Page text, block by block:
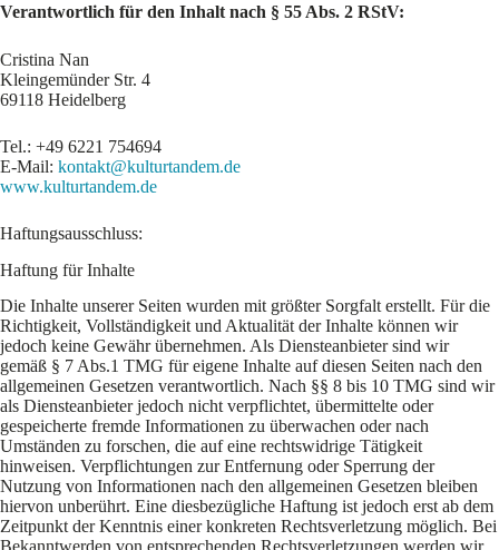
Verantwortlich für den Inhalt nach § 55 Abs. 2 RStV:
Cristina Nan
Kleingemünder Str. 4
69118 Heidelberg
Tel.: +49 6221 754694
E-Mail: kontakt@kulturtandem.de
www.kulturtandem.de
Haftungsausschluss:
Haftung für Inhalte
Die Inhalte unserer Seiten wurden mit größter Sorgfalt erstellt. Für die
Richtigkeit, Vollständigkeit und Aktualität der Inhalte können wir
jedoch keine Gewähr übernehmen. Als Diensteanbieter sind wir
gemäß § 7 Abs.1 TMG für eigene Inhalte auf diesen Seiten nach den
allgemeinen Gesetzen verantwortlich. Nach §§ 8 bis 10 TMG sind wir
als Diensteanbieter jedoch nicht verpflichtet, übermittelte oder
gespeicherte fremde Informationen zu überwachen oder nach
Umständen zu forschen, die auf eine rechtswidrige Tätigkeit
hinweisen. Verpflichtungen zur Entfernung oder Sperrung der
Nutzung von Informationen nach den allgemeinen Gesetzen bleiben
hiervon unberührt. Eine diesbezügliche Haftung ist jedoch erst ab dem
Zeitpunkt der Kenntnis einer konkreten Rechtsverletzung möglich. Bei